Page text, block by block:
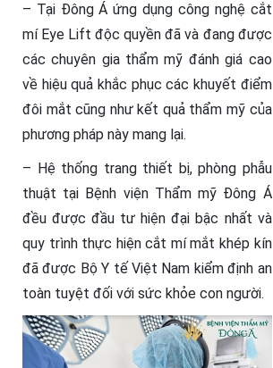
– Tại Đông Á ứng dụng công nghệ cắt
mí Eye Lift độc quyền đã và đang được
các chuyên gia thẩm mỹ đánh giá cao
về hiệu quả khắc phục các khuyết điểm
đôi mắt cũng như kết quả thẩm mỹ của
phương pháp này mang lại.
– Hệ thống trang thiết bị, phòng phẫu
thuật tại Bệnh viện Thẩm mỹ Đông Á
đều được đầu tư hiện đại bậc nhất và
quy trình thực hiện cắt mí mắt khép kín
đã được Bộ Y tế Việt Nam kiểm định an
toàn tuyệt đối với sức khỏe con người.